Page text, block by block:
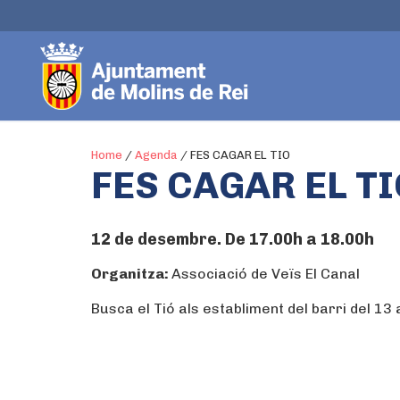
Home / Agenda / FES CAGAR EL TIO
FES CAGAR EL
12 de desembre. De 17.00h a 18.00h
Organitza: Associació de Veïs El Canal
Busca el Tió als establiment del barri del 13